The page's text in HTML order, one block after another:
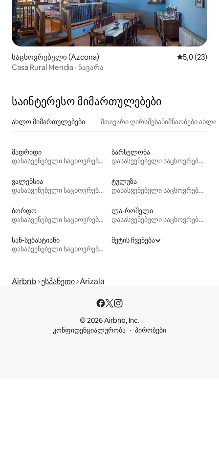
საცხოვრებელი (Azcona) საშუალო
5,0 (23)
Casa Rural Mendia · ნავარა
საინტერესო მიმართულებები
ახლო მიმართულებები მთავარი ღირსშესანიშნაობები
მადრიდი
დასასვენებელი საცხოვრებლები
ბარსელონა
დასასვენებელი საცხოვრებლები
ვალენსია
დასასვენებელი საცხოვრებლები
ტულუზა
დასასვენებელი საცხოვრებლები
ბორდო
დასასვენებელი საცხოვრებლები
ლა-როშელი
დასასვენებელი საცხოვრებლები
სან-სებასტიანი
დასასვენებელი საცხოვრებლები
მეტის ჩვენება
Airbnb ესპანეთი Arizala
© 2026 Airbnb, Inc.
კონფიდენციალურობა
პირობები